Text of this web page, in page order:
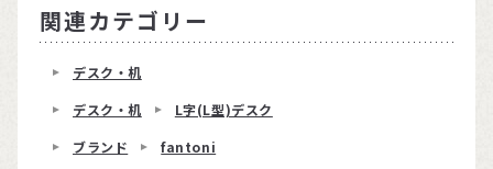
関連カテゴリー
デスク・机
デスク・机
L字(L型)デスク
ブランド
fantoni